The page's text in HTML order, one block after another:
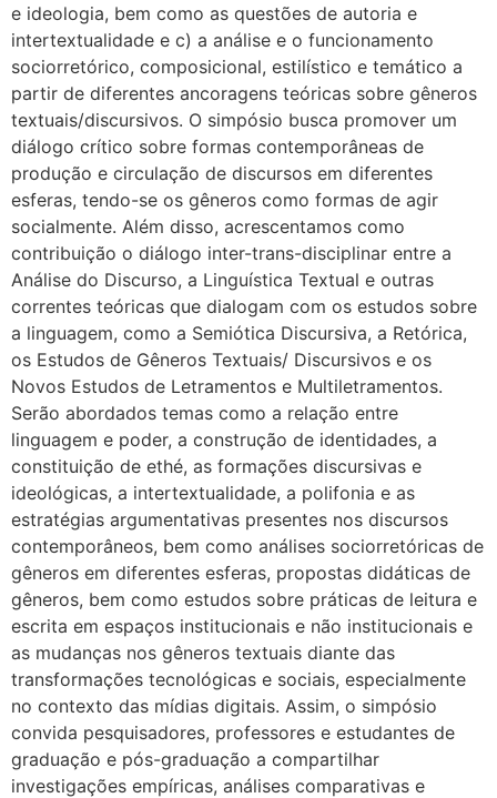
e ideologia, bem como as questões de autoria e
intertextualidade e c) a análise e o funcionamento
sociorretórico, composicional, estilístico e temático a
partir de diferentes ancoragens teóricas sobre gêneros
textuais/discursivos. O simpósio busca promover um
diálogo crítico sobre formas contemporâneas de
produção e circulação de discursos em diferentes
esferas, tendo-se os gêneros como formas de agir
socialmente. Além disso, acrescentamos como
contribuição o diálogo inter-trans-disciplinar entre a
Análise do Discurso, a Linguística Textual e outras
correntes teóricas que dialogam com os estudos sobre
a linguagem, como a Semiótica Discursiva, a Retórica,
os Estudos de Gêneros Textuais/ Discursivos e os
Novos Estudos de Letramentos e Multiletramentos.
Serão abordados temas como a relação entre
linguagem e poder, a construção de identidades, a
constituição de ethé, as formações discursivas e
ideológicas, a intertextualidade, a polifonia e as
estratégias argumentativas presentes nos discursos
contemporâneos, bem como análises sociorretóricas de
gêneros em diferentes esferas, propostas didáticas de
gêneros, bem como estudos sobre práticas de leitura e
escrita em espaços institucionais e não institucionais e
as mudanças nos gêneros textuais diante das
transformações tecnológicas e sociais, especialmente
no contexto das mídias digitais. Assim, o simpósio
convida pesquisadores, professores e estudantes de
graduação e pós-graduação a compartilhar
investigações empíricas, análises comparativas e